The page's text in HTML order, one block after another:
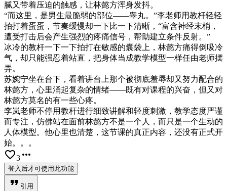
腻又带着压迫的触感，让林懿方浑身发抖。
“而这里，是男生最脆弱的部位——睾丸。”李老师用教杆轻轻
拍打着蛋蛋，节奏缓慢却一下比一下清晰，“富含神经末梢，
遭受打击后会产生强烈的疼痛信号，帮助建立条件反射。”
冰冷的教杆一下一下拍打在敏感的囊袋上，林懿方痛得倒吸冷
气，却只能强忍着站直，把身体当成教学模型一样任由老师摆
弄。
苏婉宁坐在台下，看着讲台上那个被彻底羞辱却又努力配合的
林懿方，心里涌起复杂的情绪——既有对课程的兴奋，但又对
林懿方莫名的有一些心疼。
李岚老师不停用教杆进行细致讲解和轻度刺激，教学态度严谨
而专注，仿佛站在面前林懿方不是一个人，而只是一个生动的
人体模型。他心里也清楚，这节课的真正内容，还没有正式开
始。。。
favorite_border3 more_horiz
登入后才可使用此功能
format_quote 引用